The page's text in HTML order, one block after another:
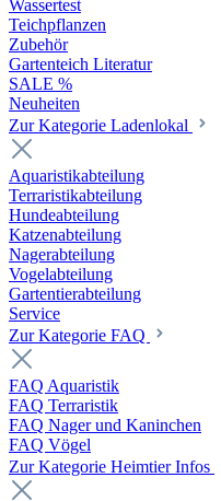
Wassertest
Teichpflanzen
Zubehör
Gartenteich Literatur
SALE %
Neuheiten
Zur Kategorie Ladenlokal
Aquaristikabteilung
Terraristikabteilung
Hundeabteilung
Katzenabteilung
Nagerabteilung
Vogelabteilung
Gartentierabteilung
Service
Zur Kategorie FAQ
FAQ Aquaristik
FAQ Terraristik
FAQ Nager und Kaninchen
FAQ Vögel
Zur Kategorie Heimtier Infos